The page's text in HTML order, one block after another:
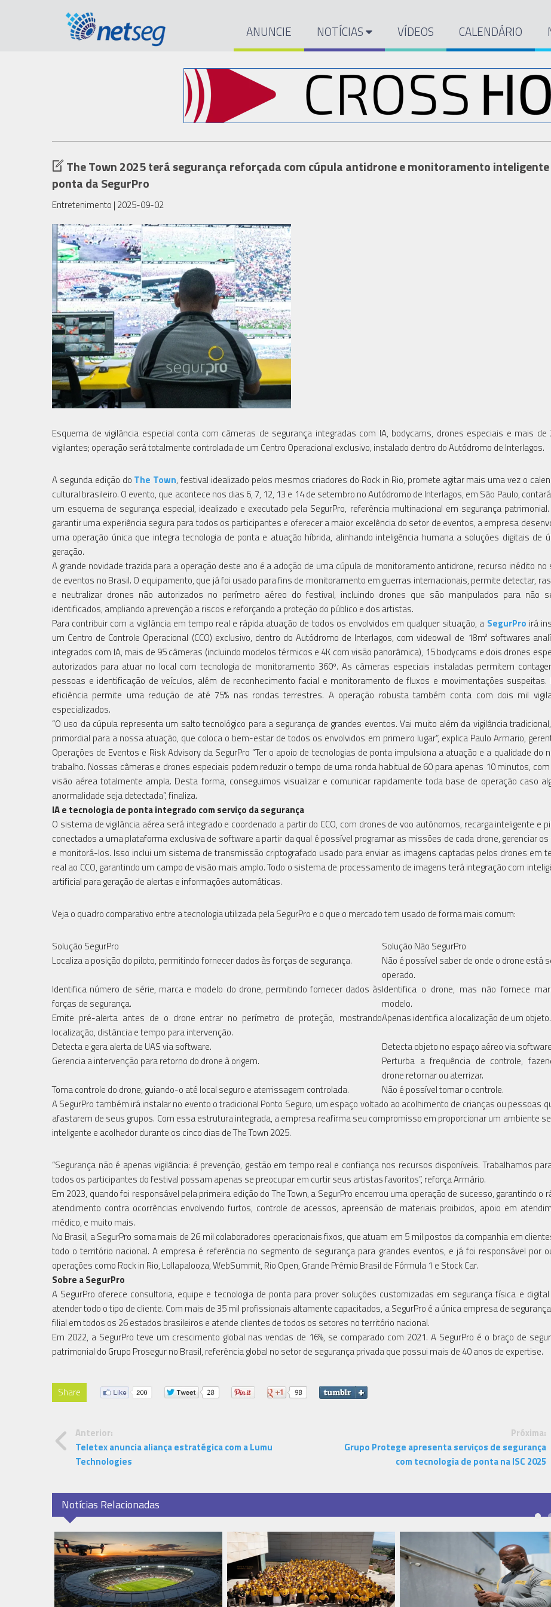
ANUNCIE NOTÍCIAS VÍDEOS CALENDÁRIO
The Town 2025 terá segurança reforçada com cúpula antidrone e monitoramento
ponta da SegurPro
Entretenimento | 2025-09-02
Esquema de vigilância especial conta com câmeras de segurança integradas com IA, bodycams, drones especiais e mais de
vigilantes; operação será totalmente controlada de um Centro Operacional exclusivo, instalado dentro do Autódromo de Interlagos.
A segunda edição do The Town, festival idealizado pelos mesmos criadores do Rock in Rio, promete agitar mais uma vez o
cultural brasileiro. O evento, que acontece nos dias 6, 7, 12, 13 e 14 de setembro no Autódromo de Interlagos, em São Paulo,
um esquema de segurança especial, idealizado e executado pela SegurPro, referência multinacional em segurança
garantir uma experiência segura para todos os participantes e oferecer a maior excelência do setor de eventos, a empresa
uma operação única que integra tecnologia de ponta e atuação híbrida, alinhando inteligência humana a soluções digitais de
geração.
A grande novidade trazida para a operação deste ano é a adoção de uma cúpula de monitoramento antidrone, recurso inédito no
de eventos no Brasil. O equipamento, que já foi usado para fins de monitoramento em guerras internacionais, permite detectar,
e neutralizar drones não autorizados no perímetro aéreo do festival, incluindo drones que são manipulados para não
identificados, ampliando a prevenção a riscos e reforçando a proteção do público e dos artistas.
Para contribuir com a vigilância em tempo real e rápida atuação de todos os envolvidos em qualquer situação, a SegurPro irá
um Centro de Controle Operacional (CCO) exclusivo, dentro do Autódromo de Interlagos, com videowall de 18m² softwares
integrados com IA, mais de 95 câmeras (incluindo modelos térmicos e 4K com visão panorâmica), 15 bodycams e dois drones
autorizados para atuar no local com tecnologia de monitoramento 360º. As câmeras especiais instaladas permitem
pessoas e identificação de veículos, além de reconhecimento facial e monitoramento de fluxos e movimentações suspeitas.
eficiência permite uma redução de até 75% nas rondas terrestres. A operação robusta também conta com dois mil
especializados.
“O uso da cúpula representa um salto tecnológico para a segurança de grandes eventos. Vai muito além da vigilância
primordial para a nossa atuação, que coloca o bem-estar de todos os envolvidos em primeiro lugar”, explica Paulo Armario,
Operações de Eventos e Risk Advisory da SegurPro “Ter o apoio de tecnologias de ponta impulsiona a atuação e a qualidade do
trabalho. Nossas câmeras e drones especiais podem reduzir o tempo de uma ronda habitual de 60 para apenas 10 minutos,
visão aérea totalmente ampla. Desta forma, conseguimos visualizar e comunicar rapidamente toda base de operação caso
anormalidade seja detectada”, finaliza.
IA e tecnologia de ponta integrado com serviço da segurança
O sistema de vigilância aérea será integrado e coordenado a partir do CCO, com drones de voo autônomos, recarga inteligente e
conectados a uma plataforma exclusiva de software a partir da qual é possível programar as missões de cada drone, gerenciar
e monitorá-los. Isso inclui um sistema de transmissão criptografado usado para enviar as imagens captadas pelos drones em
real ao CCO, garantindo um campo de visão mais amplo. Todo o sistema de processamento de imagens terá integração com
artificial para geração de alertas e informações automáticas.
Veja o quadro comparativo entre a tecnologia utilizada pela SegurPro e o que o mercado tem usado de forma mais comum:
Solução SegurPro
Solução Não SegurPro
Localiza a posição do piloto, permitindo fornecer dados às forças de segurança.
Não é possível saber de onde o drone está
operado.
Identifica número de série, marca e modelo do drone, permitindo fornecer dados às
forças de segurança.
Identifica o drone, mas não fornece
modelo.
Emite pré-alerta antes de o drone entrar no perímetro de proteção, mostrando
localização, distância e tempo para intervenção.
Apenas identifica a localização de um objeto.
Detecta e gera alerta de UAS via software.
Detecta objeto no espaço aéreo via
Gerencia a intervenção para retorno do drone à origem.
Perturba a frequência de controle,
drone retornar ou aterrizar.
Toma controle do drone, guiando-o até local seguro e aterrissagem controlada.
Não é possível tomar o controle.
A SegurPro também irá instalar no evento o tradicional Ponto Seguro, um espaço voltado ao acolhimento de crianças ou pessoas
afastarem de seus grupos. Com essa estrutura integrada, a empresa reafirma seu compromisso em proporcionar um ambiente
inteligente e acolhedor durante os cinco dias de The Town 2025.
“Segurança não é apenas vigilância: é prevenção, gestão em tempo real e confiança nos recursos disponíveis. Trabalhamos
todos os participantes do festival possam apenas se preocupar em curtir seus artistas favoritos”, reforça Armário.
Em 2023, quando foi responsável pela primeira edição do The Town, a SegurPro encerrou uma operação de sucesso, garantindo o
atendimento contra ocorrências envolvendo furtos, controle de acessos, apreensão de materiais proibidos, apoio em
médico, e muito mais.
No Brasil, a SegurPro soma mais de 26 mil colaboradores operacionais fixos, que atuam em 5 mil postos da companhia em
todo o território nacional. A empresa é referência no segmento de segurança para grandes eventos, e já foi responsável por
operações como Rock in Rio, Lollapalooza, WebSummit, Rio Open, Grande Prêmio Brasil de Fórmula 1 e Stock Car.
Sobre a SegurPro
A SegurPro oferece consultoria, equipe e tecnologia de ponta para prover soluções customizadas em segurança física e
atender todo o tipo de cliente. Com mais de 35 mil profissionais altamente capacitados, a SegurPro é a única empresa de
filial em todos os 26 estados brasileiros e atende clientes de todos os setores no território nacional.
Em 2022, a SegurPro teve um crescimento global nas vendas de 16%, se comparado com 2021. A SegurPro é o braço de
patrimonial do Grupo Prosegur no Brasil, referência global no setor de segurança privada que possui mais de 40 anos de expertise.
Share
Anterior:
Teletex anuncia aliança estratégica com a Lumu
Technologies
Próxima:
Grupo Protege apresenta serviços de segurança
com tecnologia de ponta na ISC 2025
Notícias Relacionadas